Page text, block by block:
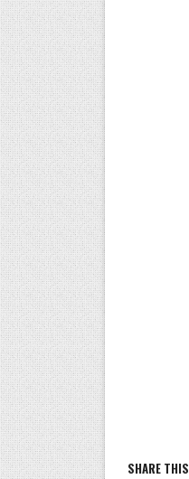
SHARE THIS